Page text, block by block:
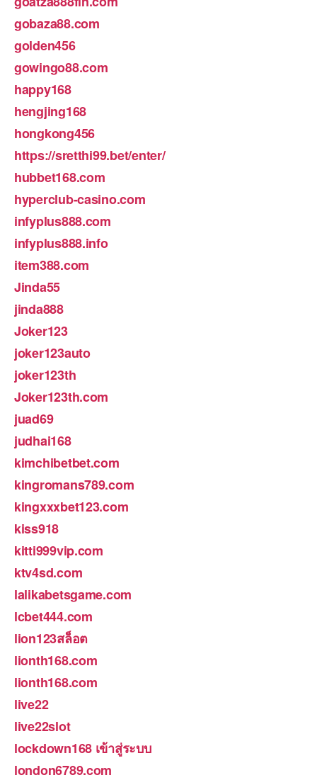
gobaza88.com
golden456
gowingo88.com
happy168
hengjing168
hongkong456
https://sretthi99.bet/enter/
hubbet168.com
hyperclub-casino.com
infyplus888.com
infyplus888.info
item388.com
Jinda55
jinda888
Joker123
joker123auto
joker123th
Joker123th.com
juad69
judhai168
kimchibetbet.com
kingromans789.com
kingxxxbet123.com
kiss918
kitti999vip.com
ktv4sd.com
lalikabetsgame.com
lcbet444.com
lion123สล็อต
lionth168.com
lionth168.com
live22
live22slot
lockdown168 เข้าสู่ระบบ
london6789.com